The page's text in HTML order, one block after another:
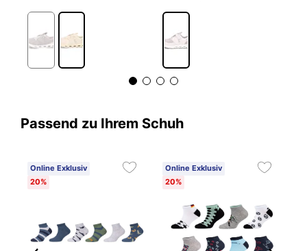
Passend zu Ihrem Schuh
Online Exklusiv
20%
Online Exklusiv
20%